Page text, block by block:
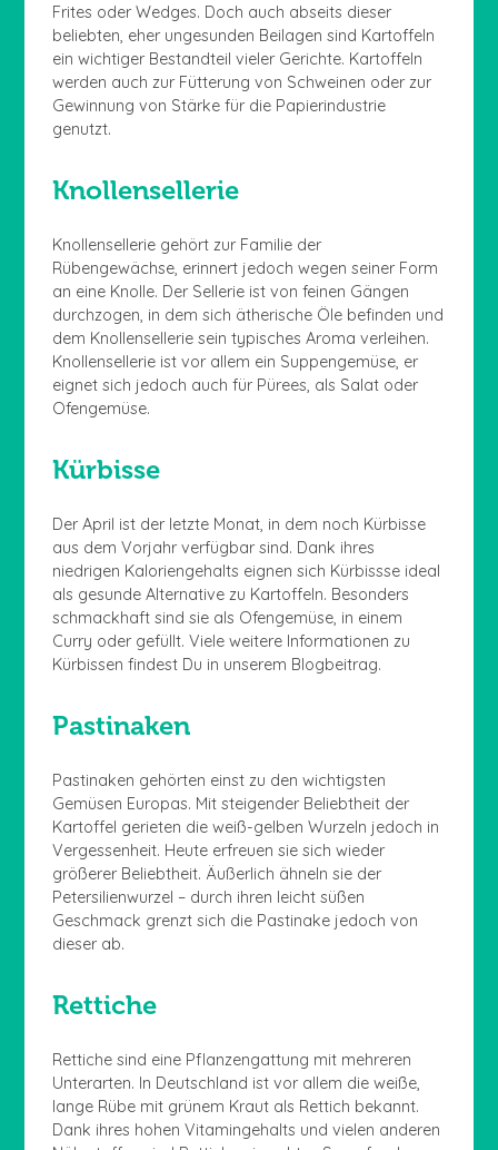
Frites oder Wedges. Doch auch abseits dieser
beliebten, eher ungesunden Beilagen sind Kartoffeln
ein wichtiger Bestandteil vieler Gerichte. Kartoffeln
werden auch zur Fütterung von Schweinen oder zur
Gewinnung von Stärke für die Papierindustrie
genutzt.
Knollensellerie
Knollensellerie gehört zur Familie der
Rübengewächse, erinnert jedoch wegen seiner Form
an eine Knolle. Der Sellerie ist von feinen Gängen
durchzogen, in dem sich ätherische Öle befinden und
dem Knollensellerie sein typisches Aroma verleihen.
Knollensellerie ist vor allem ein Suppengemüse, er
eignet sich jedoch auch für Pürees, als Salat oder
Ofengemüse.
Kürbisse
Der April ist der letzte Monat, in dem noch Kürbisse
aus dem Vorjahr verfügbar sind. Dank ihres
niedrigen Kaloriengehalts eignen sich Kürbissse ideal
als gesunde Alternative zu Kartoffeln. Besonders
schmackhaft sind sie als Ofengemüse, in einem
Curry oder gefüllt. Viele weitere Informationen zu
Kürbissen findest Du in unserem Blogbeitrag.
Pastinaken
Pastinaken gehörten einst zu den wichtigsten
Gemüsen Europas. Mit steigender Beliebtheit der
Kartoffel gerieten die weiß-gelben Wurzeln jedoch in
Vergessenheit. Heute erfreuen sie sich wieder
größerer Beliebtheit. Äußerlich ähneln sie der
Petersilienwurzel – durch ihren leicht süßen
Geschmack grenzt sich die Pastinake jedoch von
dieser ab.
Rettiche
Rettiche sind eine Pflanzengattung mit mehreren
Unterarten. In Deutschland ist vor allem die weiße,
lange Rübe mit grünem Kraut als Rettich bekannt.
Dank ihres hohen Vitamingehalts und vielen anderen